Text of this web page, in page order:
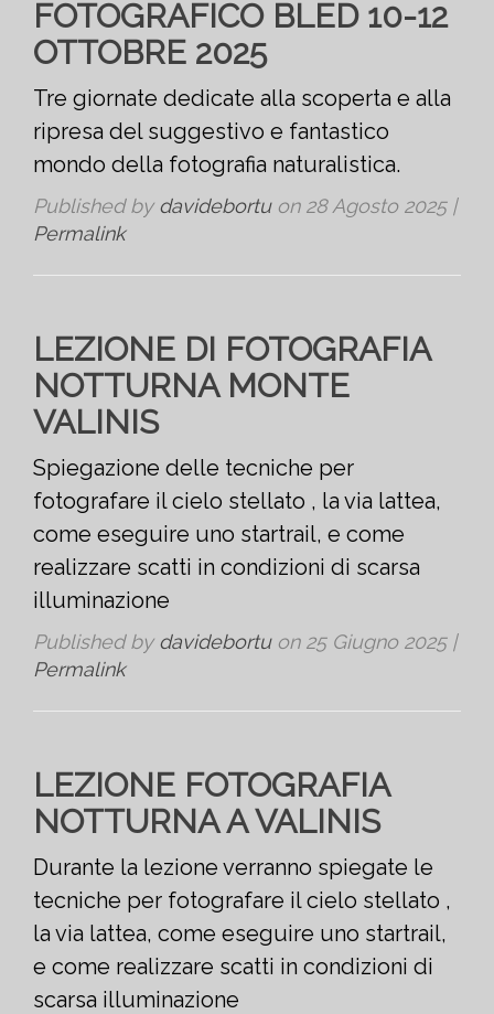
FOTOGRAFICO BLED 10-12
OTTOBRE 2025
Tre giornate dedicate alla scoperta e alla
ripresa del suggestivo e fantastico
mondo della fotografia naturalistica.
Published by davidebortuon 28 Agosto 2025|
Permalink
LEZIONE DI FOTOGRAFIA
NOTTURNA MONTE
VALINIS
Spiegazione delle tecniche per
fotografare il cielo stellato , la via lattea,
come eseguire uno startrail, e come
realizzare scatti in condizioni di scarsa
illuminazione
Published by davidebortuon 25 Giugno 2025|
Permalink
LEZIONE FOTOGRAFIA
NOTTURNA A VALINIS
Durante la lezione verranno spiegate le
tecniche per fotografare il cielo stellato ,
la via lattea, come eseguire uno startrail,
e come realizzare scatti in condizioni di
scarsa illuminazione